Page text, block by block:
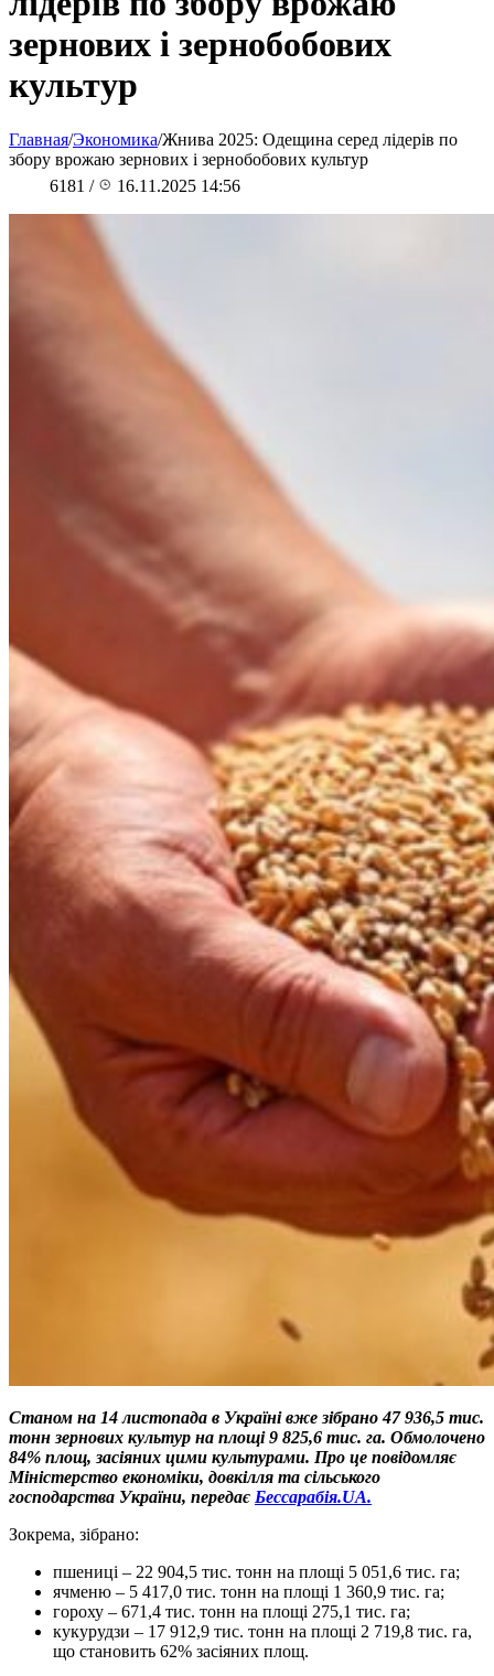
зернових і зернобобових
культур
Главная/Экономика/Жнива 2025: Одещина серед лідерів по
збору врожаю зернових і зернобобових культур
6181 / 16.11.2025 14:56
Станом на 14 листопада в Україні вже зібрано 47 936,5 тис.
тонн зернових культур на площі 9 825,6 тис. га. Обмолочено
84% площ, засіяних цими культурами. Про це повідомляє
Міністерство економіки, довкілля та сільського
господарства України, передає Бессарабія.UA.
Зокрема, зібрано:
пшениці – 22 904,5 тис. тонн на площі 5 051,6 тис. га;
ячменю – 5 417,0 тис. тонн на площі 1 360,9 тис. га;
гороху – 671,4 тис. тонн на площі 275,1 тис. га;
кукурудзи – 17 912,9 тис. тонн на площі 2 719,8 тис. га,
що становить 62% засіяних площ.